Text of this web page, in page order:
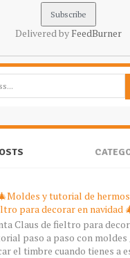
Delivered by FeedBurner
y tutorial de
para decorar en navidad
Claus de fieltro para
paso a paso con moldes
el timbre cuando tienes a